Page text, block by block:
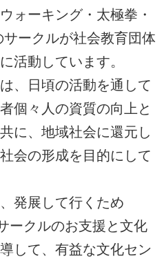
ォーキング・太極拳・
ークルが社会教育団体
活動しています。
、日頃の活動を通して
個々人の資質の向上と
に、地域社会に還元し
会の形成を目的にして
発展して行くため
ークルのお支援と文化
して、有益な文化セン